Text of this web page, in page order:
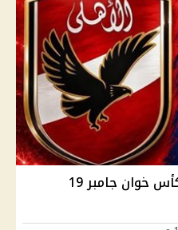
الأهلي يواجه برشلونة في كأس خوان جامبر 19